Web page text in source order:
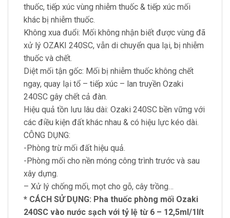
thuốc, tiếp xúc vùng nhiễm thuốc & tiếp xúc mối
khác bị nhiễm thuốc.
Không xua đuổi: Mối không nhận biết được vùng đã
xử lý OZAKI 240SC, vẫn di chuyển qua lại, bị nhiễm
thuốc và chết.
Diệt mối tận gốc: Mối bị nhiễm thuốc không chết
ngay, quay lại tổ – tiếp xúc – lan truyền Ozaki
240SC gây chết cả đàn.
Hiệu quả tồn lưu lâu dài: Ozaki 240SC bền vững với
các điều kiện đất khác nhau & có hiệu lực kéo dài.
CÔNG DỤNG:
-Phòng trừ mối đất hiệu quả.
-Phòng mối cho nền móng công trình trước và sau
xây dựng.
– Xử lý chống mối, mọt cho gỗ, cây trồng…
* CÁCH SỬ DỤNG: Pha thuốc phòng mối Ozaki
240SC vào nước sạch với tỷ lệ từ 6 – 12,5ml/1lít